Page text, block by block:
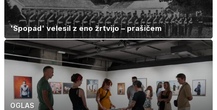
'Spopad' velesil z eno žrtvijo – prašičem
OGLAS